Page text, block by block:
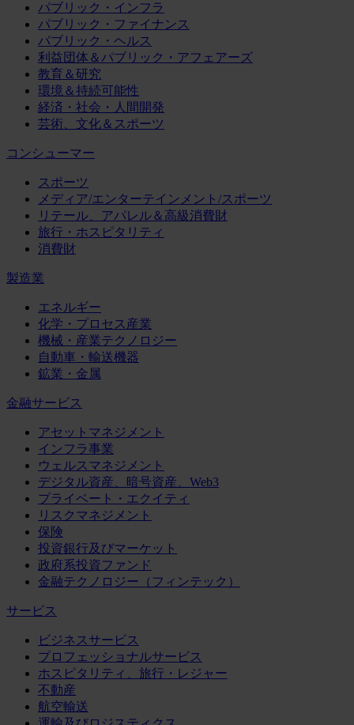
パブリック・インフラ
パブリック・ファイナンス
パブリック・ヘルス
利益団体＆パブリック・アフェアーズ
教育＆研究
環境＆持続可能性
経済・社会・人間開発
芸術、文化＆スポーツ
コンシューマー
スポーツ
メディア/エンターテインメント/スポーツ
リテール、アパレル＆高級消費財
旅行・ホスピタリティ
消費財
製造業
エネルギー
化学・プロセス産業
機械・産業テクノロジー
自動車・輸送機器
鉱業・金属
金融サービス
アセットマネジメント
インフラ事業
ウェルスマネジメント
デジタル資産、暗号資産、Web3
プライベート・エクイティ
リスクマネジメント
保険
投資銀行及びマーケット
政府系投資ファンド
金融テクノロジー（フィンテック）
サービス
ビジネスサービス
プロフェッショナルサービス
ホスピタリティ、旅行・レジャー
不動産
航空輸送